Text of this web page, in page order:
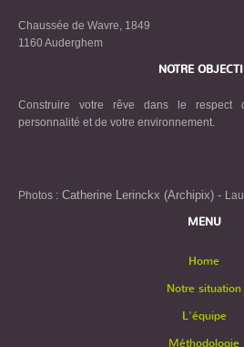
Chaussée de Wavre, 1849
1160 Auderghem
NOTRE
Construire votre rêve dans le respect
personnalité et de votre environnement.
Photos : Catherine Lerinckx (Archipix) -
MENU
Home
Notre situation
L'équipe
Méthodologie